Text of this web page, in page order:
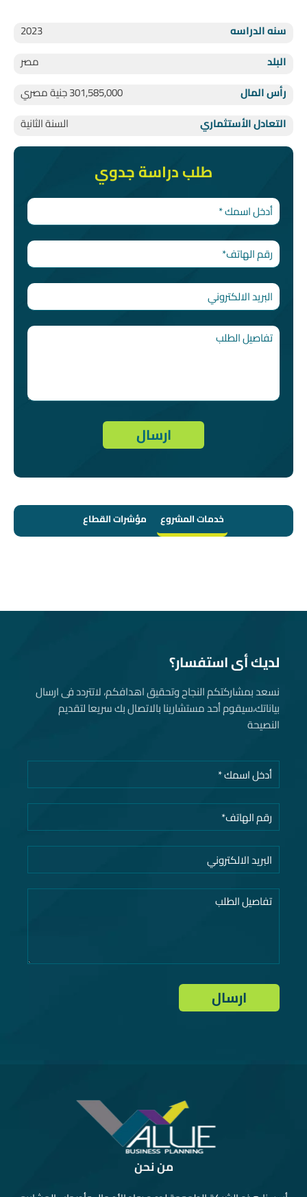
سنه الدراسه
2023
البلد
مصر
رأس المال
301,585,000 جنية مصري
التعادل الأستثماري
السنة الثانية
طلب دراسة جدوي
خدمات المشروع مؤشرات القطاع
لديك أى استفسار؟
نسعد بمشاركتكم النجاح وتحقيق اهدافكم، لاتتردد فى ارسال
بياناتك، سيقوم أحد مستشارينا بالاتصال بك سريعا لتقديم
النصيحة
من نحن